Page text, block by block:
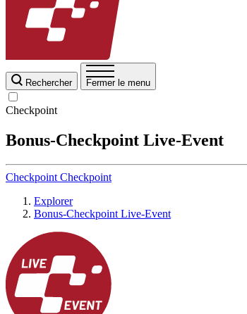
Rechercher Fermer le menu
Checkpoint
Bonus-Checkpoint Live-Event
Checkpoint Checkpoint
Explorer
Bonus-Checkpoint Live-Event